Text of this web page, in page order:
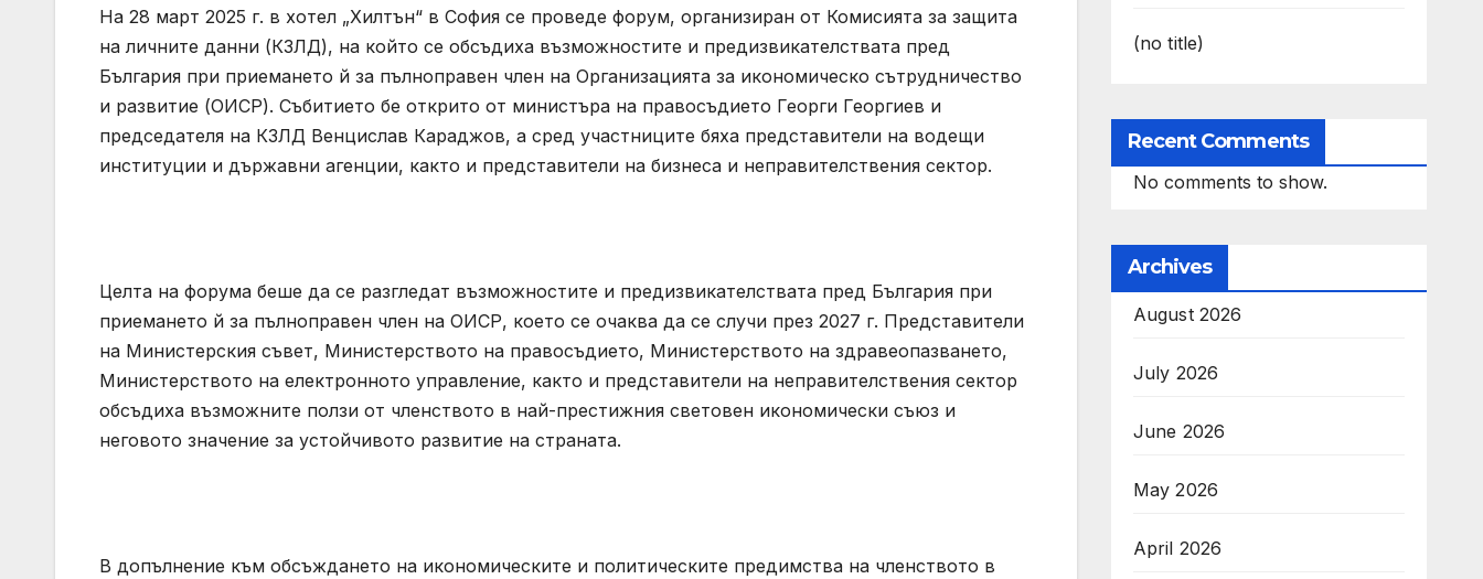
На 28 март 2025 г. в хотел „Хилтън“ в София се проведе форум, организиран от Комисията за защита
на личните данни (КЗЛД), на който се обсъдиха възможностите и предизвикателствата пред
България при приемането й за пълноправен член на Организацията за икономическо сътрудничество
и развитие (ОИСР). Събитието бе открито от министъра на правосъдието Георги Георгиев и
председателя на КЗЛД Венцислав Караджов, а сред участниците бяха представители на водещи
институции и държавни агенции, както и представители на бизнеса и неправителствения сектор.
Целта на форума беше да се разгледат възможностите и предизвикателствата пред България при
приемането й за пълноправен член на ОИСР, което се очаква да се случи през 2027 г. Представители
на Министерския съвет, Министерството на правосъдието, Министерството на здравеопазването,
Министерството на електронното управление, както и представители на неправителствения сектор
обсъдиха възможните ползи от членството в най-престижния световен икономически съюз и
неговото значение за устойчивото развитие на страната.
В допълнение към обсъждането на икономическите и политическите предимства на членството в
(no title)
Recent Comments
No comments to show.
Archives
August 2026
July 2026
June 2026
May 2026
April 2026